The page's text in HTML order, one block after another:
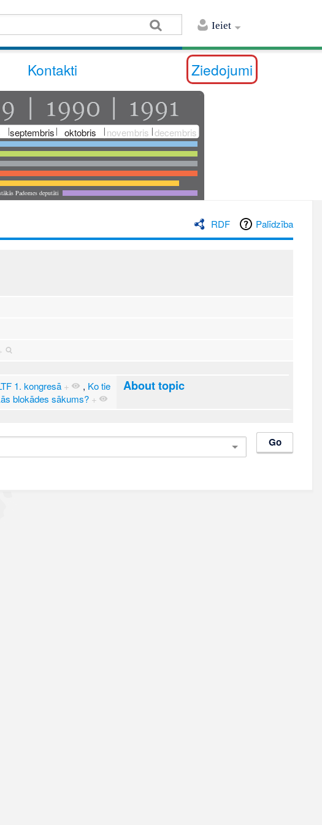
Ieiet
Kontakti Ziedojumi
septembris oktobris novembris decembris
Padomes deputāti
RDF Palīdzība
1. kongresā + , Ko tie
blokādes sākums? +
About topic